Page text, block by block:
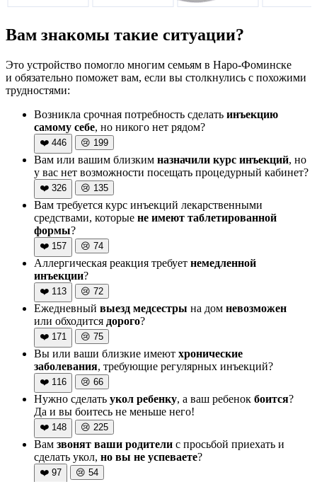
Вам знакомы такие ситуации?
Это устройство помогло многим семьям в Наро-Фоминске
и обязательно поможет вам, если вы столкнулись с похожими
трудностями:
Возникла срочная потребность сделать инъекцию
самому себе, но никого нет рядом?
❤️ 446 😢 199
Вам или вашим близким назначили курс инъекций, но
у вас нет возможности посещать процедурный кабинет?
❤️ 326 😢 135
Вам требуется курс инъекций лекарственными
средствами, которые не имеют таблетированной
формы?
❤️ 157 😢 74
Аллергическая реакция требует немедленной
инъекции?
❤️ 113 😢 72
Ежедневный выезд медсестры на дом невозможен
или обходится дорого?
❤️ 171 😢 75
Вы или ваши близкие имеют хронические
заболевания, требующие регулярных инъекций?
❤️ 116 😢 66
Нужно сделать укол ребенку, а ваш ребенок боится?
Да и вы боитесь не меньше него!
❤️ 148 😢 225
Вам звонят ваши родители с просьбой приехать и
сделать укол, но вы не успеваете?
❤️ 97 😢 54